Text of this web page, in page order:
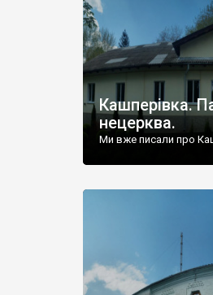
Кашперівка.
нецерква.
Ми вже писали про